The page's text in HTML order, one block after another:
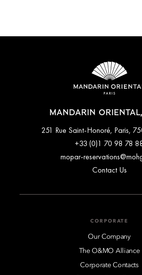
MANDARIN
251 Rue Saint-Honoré, Paris,
+33 (0)1 70 98 78
mopar-
Contact Us
CORPORATE
Our Company
The O&MO Alliance
Corporate Contacts